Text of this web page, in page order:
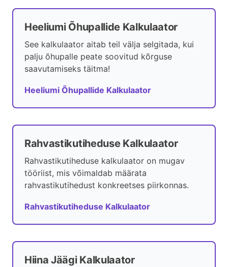
Heeliumi Õhupallide Kalkulaator
See kalkulaator aitab teil välja selgitada, kui
palju õhupalle peate soovitud kõrguse
saavutamiseks täitma!
Heeliumi Õhupallide Kalkulaator
Rahvastikutiheduse Kalkulaator
Rahvastikutiheduse kalkulaator on mugav
tööriist, mis võimaldab määrata
rahvastikutihedust konkreetses piirkonnas.
Rahvastikutiheduse Kalkulaator
Hiina Jäägi Kalkulaator